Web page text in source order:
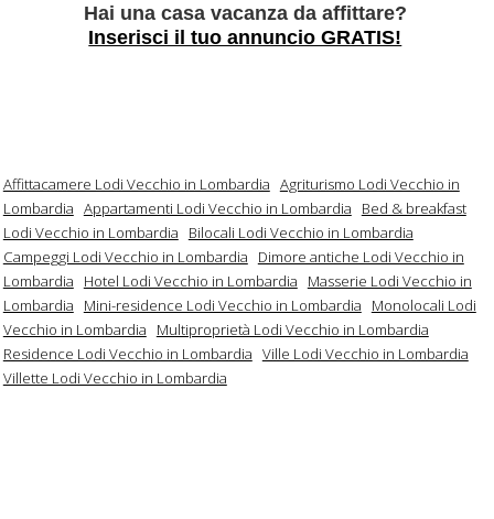
Hai una casa vacanza da affittare?
Inserisci il tuo annuncio GRATIS!
Affittacamere Lodi Vecchio in Lombardia Agriturismo Lodi Vecchio in
Lombardia Appartamenti Lodi Vecchio in Lombardia
Bed & breakfast
Lodi Vecchio in Lombardia
Bilocali Lodi Vecchio in Lombardia
Campeggi Lodi Vecchio in Lombardia
Dimore antiche Lodi Vecchio in
Lombardia
Hotel Lodi Vecchio in Lombardia
Masserie Lodi Vecchio in
Lombardia
Mini-residence Lodi Vecchio in Lombardia
Monolocali Lodi
Vecchio in Lombardia
Multiproprietà Lodi Vecchio in Lombardia
Residence Lodi Vecchio in Lombardia Ville Lodi Vecchio in Lombardia
Villette Lodi Vecchio in Lombardia